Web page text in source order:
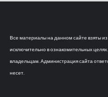
Все материалы на данном сайте взяты
исключительно в ознакомительных
владельцам. Администрация сайта
несет.